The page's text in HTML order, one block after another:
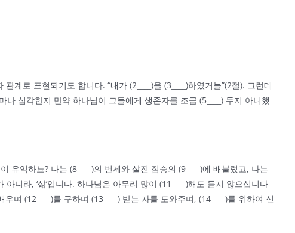
로 표현되기도 합니다. “내가 (2____)을 (3____)하였거늘”(2절). 그런데
심각한지 만약 하나님이 그들에게 생존자를 조금 (5____) 두지 아니했
익하뇨? 나는 (8____)의 번제와 살진 짐승의 (9____)에 배불렀고, 나는
아니라, ‘삶’입니다. 하나님은 아무리 많이 (11____)해도 듣지 않으십니다
(12____)를 구하며 (13____) 받는 자를 도와주며, (14____)를 위하여 신